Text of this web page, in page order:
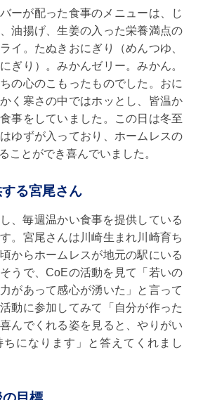
ーが配った食事のメニューは、じ
油揚げ、生姜の入った栄養満点の
イ。たぬきおにぎり（めんつゆ、
ぎり）。みかんゼリー。みかん。
の心のこもったものでした。おに
く寒さの中ではホッとし、皆温か
事をしていました。この日は冬至
ゆずが入っており、ホームレスの
ことができ喜んでいました。
る宮尾さん
、毎週温かい食事を提供している
。宮尾さんは川崎生まれ川崎育ち
からホームレスが地元の駅にいる
うで、CoEの活動を見て「若いの
があって感心が湧いた」と言って
動に参加してみて「自分が作った
んでくれる姿を見ると、やりがい
ちになります」と答えてくれまし